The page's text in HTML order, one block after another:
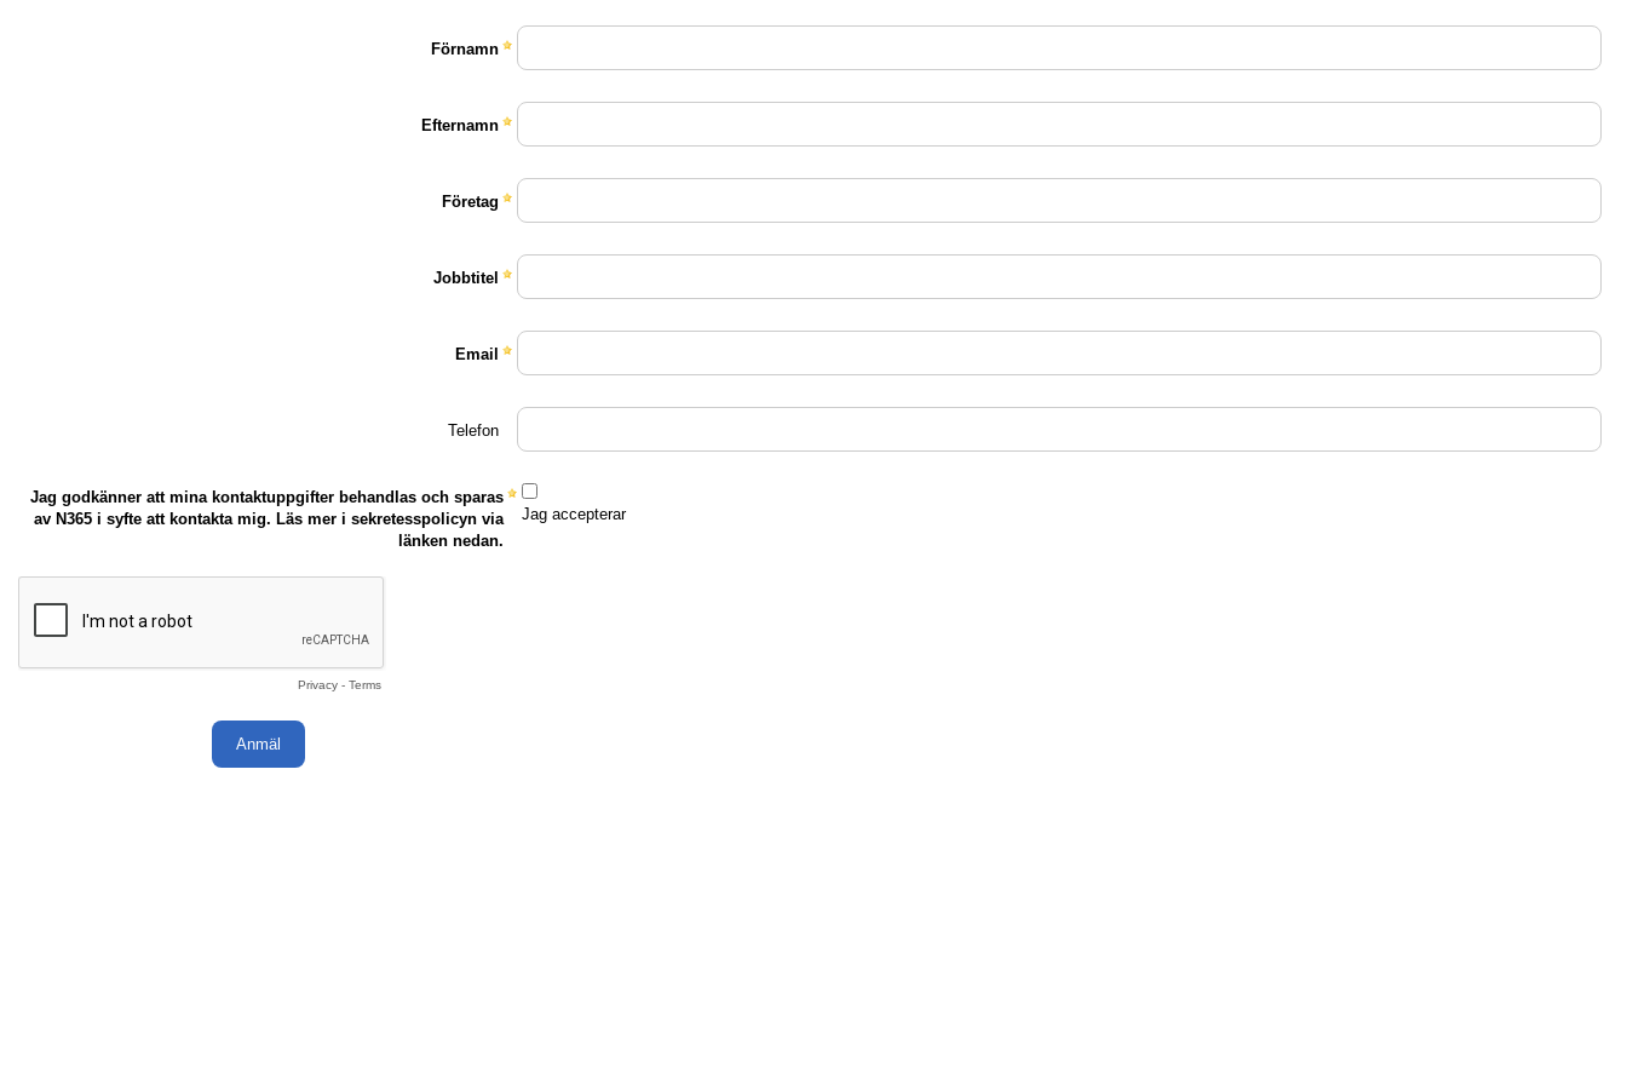
Förnamn
Efternamn
Företag
Jobbtitel
Email
Telefon
Jag godkänner att mina kontaktuppgifter behandlas och sparas
av N365 i syfte att kontakta mig. Läs mer i sekretesspolicyn via
länken nedan.
Jag accepterar
Privacy- Terms